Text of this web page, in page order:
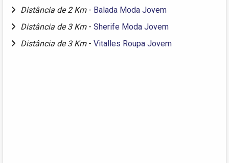
Distância de 2 Km - Balada Moda Jovem
Distância de 3 Km - Sherife Moda Jovem
Distância de 3 Km - Vitalles Roupa Jovem